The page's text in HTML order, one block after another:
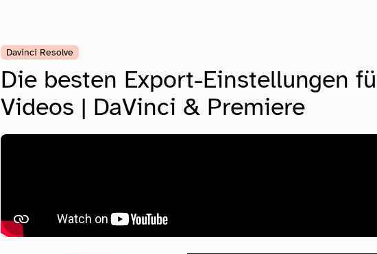
Davinci Resolve
Die besten Export-Einstellungen
Videos | DaVinci & Premiere